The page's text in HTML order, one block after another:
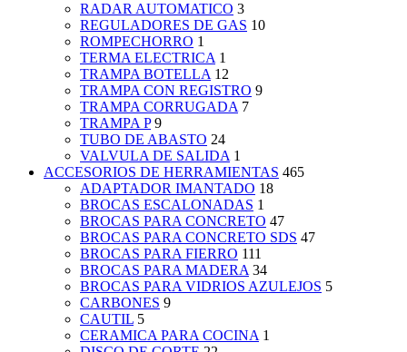
RADAR AUTOMATICO 3
REGULADORES DE GAS 10
ROMPECHORRO 1
TERMA ELECTRICA 1
TRAMPA BOTELLA 12
TRAMPA CON REGISTRO 9
TRAMPA CORRUGADA 7
TRAMPA P 9
TUBO DE ABASTO 24
VALVULA DE SALIDA 1
ACCESORIOS DE HERRAMIENTAS 465
ADAPTADOR IMANTADO 18
BROCAS ESCALONADAS 1
BROCAS PARA CONCRETO 47
BROCAS PARA CONCRETO SDS 47
BROCAS PARA FIERRO 111
BROCAS PARA MADERA 34
BROCAS PARA VIDRIOS AZULEJOS 5
CARBONES 9
CAUTIL 5
CERAMICA PARA COCINA 1